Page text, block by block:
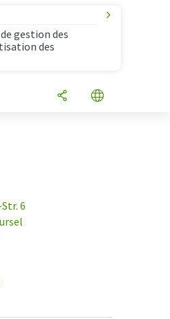
gestion des
des
6